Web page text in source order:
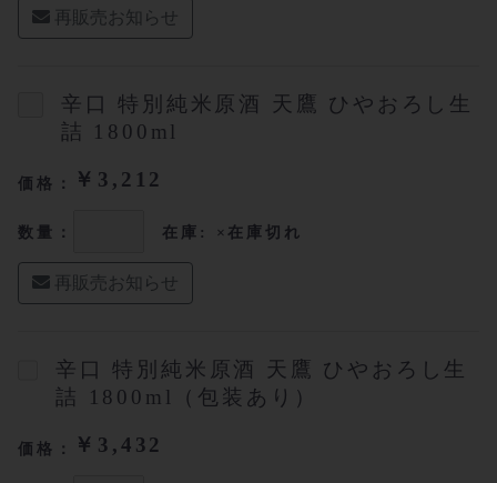
再販売お知らせ
辛口 特別純米原酒 天鷹 ひやおろし生
詰 1800ml
価格： ￥3,212
数量： 在庫: ×在庫切れ
再販売お知らせ
辛口 特別純米原酒 天鷹 ひやおろし生
詰 1800ml（包装あり）
価格： ￥3,432